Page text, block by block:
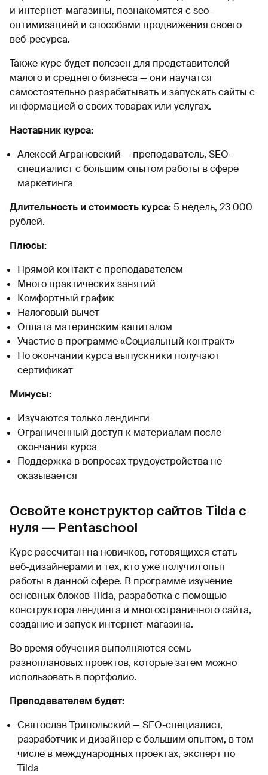
и интернет-магазины, познакомятся с seo-
оптимизацией и способами продвижения своего
веб-ресурса.
Также курс будет полезен для представителей
малого и среднего бизнеса — они научатся
самостоятельно разрабатывать и запускать сайты с
информацией о своих товарах или услугах.
Наставник курса:
Алексей Аграновский — преподаватель, SEO-
специалист с большим опытом работы в сфере
маркетинга
Длительность и стоимость курса:5 недель, 23 000
рублей.
Плюсы:
Прямой контакт с преподавателем
Много практических занятий
Комфортный график
Налоговый вычет
Оплата материнским капиталом
Участие в программе «Социальный контракт»
По окончании курса выпускники получают
сертификат
Минусы:
Изучаются только лендинги
Ограниченный доступ к материалам после
окончания курса
Поддержка в вопросах трудоустройства не
оказывается
Освойте конструктор сайтов Tilda с
нуля — Pentaschool
Курс рассчитан на новичков, готовящихся стать
веб-дизайнерами и тех, кто уже получил опыт
работы в данной сфере. В программе изучение
основных блоков Tilda, разработка с помощью
конструктора лендинга и многостраничного сайта,
создание и запуск интернет-магазина.
Во время обучения выполняются семь
разноплановых проектов, которые затем можно
использовать в портфолио.
Преподавателем будет:
Святослав Трипольский — SEO-специалист,
разработчик и дизайнер с большим опытом, в том
числе в международных проектах, эксперт по
Tilda